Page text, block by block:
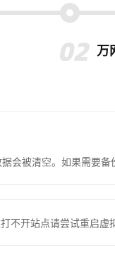
万
会被清空。如果需要
不开站点请尝试重启